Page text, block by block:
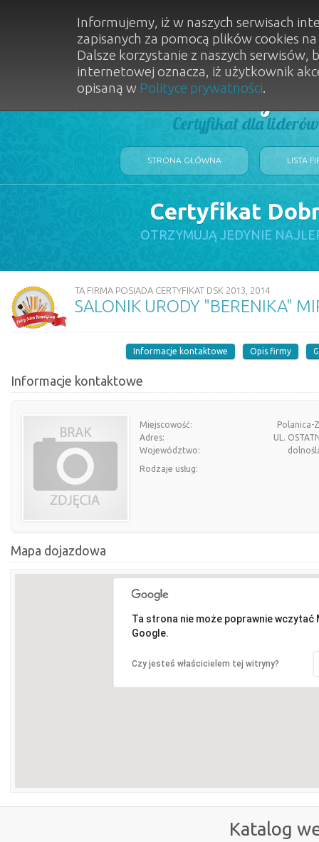
Dobry
Certyfikat dla
STRONA GŁÓWNA LISTA
Certyfikat
OTRZYMUJĄ JEDYNIE
TA FIRMA POSIADA CERTYFIKAT DSK 2013, 2014
SALONIK URODY "BERENIKA"
Informacje kontaktowe Opis firmy
Informacje kontaktowe
Miejscowość:
Polanica-
Adres:
UL.
Województwo:
Rodzaje usług:
Mapa dojazdowa
Ta strona nie może poprawnie wczytać
Google.
Czy jesteś właścicielem tej witryny?
Katalog
Informujemy, iż w naszych serwisach
zapisanych za pomocą plików cookies
Dalsze korzystanie z naszych
internetowej oznacza, iż użytkownik
opisaną w Polityce prywatności.